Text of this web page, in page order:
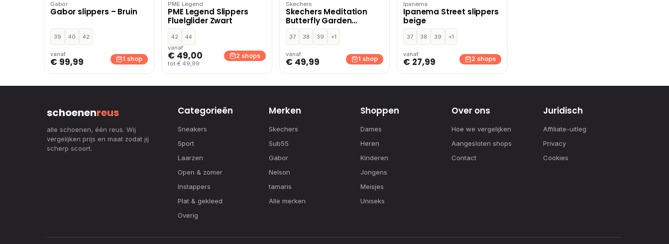
Gabor
Gabor slippers – Bruin
39 40 42
vanaf
€ 99,99 1 shop
PME Legend
PME Legend Slippers
Fluelglider Zwart
42
44
vanaf
€ 49,00
tot € 49,99
2 shops
Skechers
Skechers Meditation
Butterfly Garden
slippers – Zwart
37 38 39 +1
vanaf
€ 49,99 1 shop
Ipanema
Ipanema Street slippers
beige
37 38 39 +1
vanaf
€ 27,99 2 shops
schoenenreus
alle schoenen, één reus. Wij
vergelijken prijs en maat zodat jij
scherp scoort.
Categorieën
Sneakers
Sport
Laarzen
Open & zomer
Instappers
Plat & gekleed
Overig
Merken
Skechers
Sub55
Gabor
Nelson
tamaris
Alle merken
Shoppen
Dames
Heren
Kinderen
Jongens
Meisjes
Uniseks
Over ons
Hoe we vergelijken
Aangesloten shops
Contact
Juridisch
Affiliate-uitleg
Privacy
Cookies